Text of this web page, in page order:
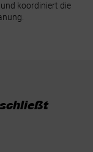
koordiniert die